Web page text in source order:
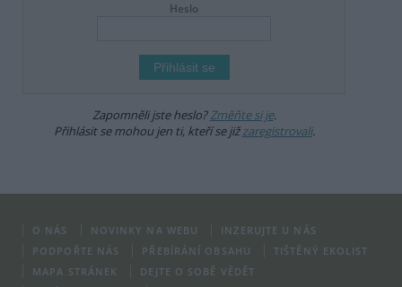
Heslo
Zapomněli jste heslo?Změňte si je.
Přihlásit se mohou jen ti, kteří se jižzaregistrovali.
O NÁS NOVINKY NA WEBU
INZERUJTE U NÁS
PODPOŘTE NÁS
PŘEBÍRÁNÍ OBSAHU
TIŠTĚNÝ EKOLIST
MAPA STRÁNEK
DEJTE O SOBĚ VĚDĚT